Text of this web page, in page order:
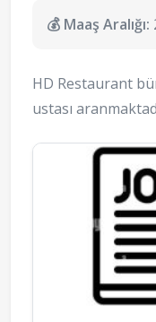
💰 Maaş Aralığı:
HD Restaurant
ustası